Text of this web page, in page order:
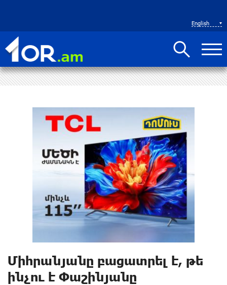
English
Միհրանյանը բացատրել է, թե
ինչու է Փաշինյանը